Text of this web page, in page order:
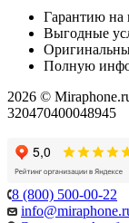
Гарантию
Выгодные
Полную
2026 ©
320470400048945
8 (800) 500-00-22